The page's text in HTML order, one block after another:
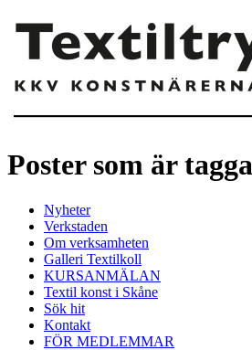
Poster som är
Nyheter
Verkstaden
Om verksamheten
Galleri Textilkoll
KURSANMÄLAN
Textil konst i Skåne
Sök hit
Kontakt
FÖR MEDLEMMAR